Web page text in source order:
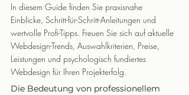
In diesem Guide finden Sie praxisnahe
Einblicke, Schritt-für-Schritt-Anleitungen und
wertvolle Profi-Tipps. Freuen Sie sich auf aktuelle
Webdesign-Trends, Auswahlkriterien, Preise,
Leistungen und psychologisch fundiertes
Webdesign für Ihren Projekterfolg.
Die Bedeutung von professionellem